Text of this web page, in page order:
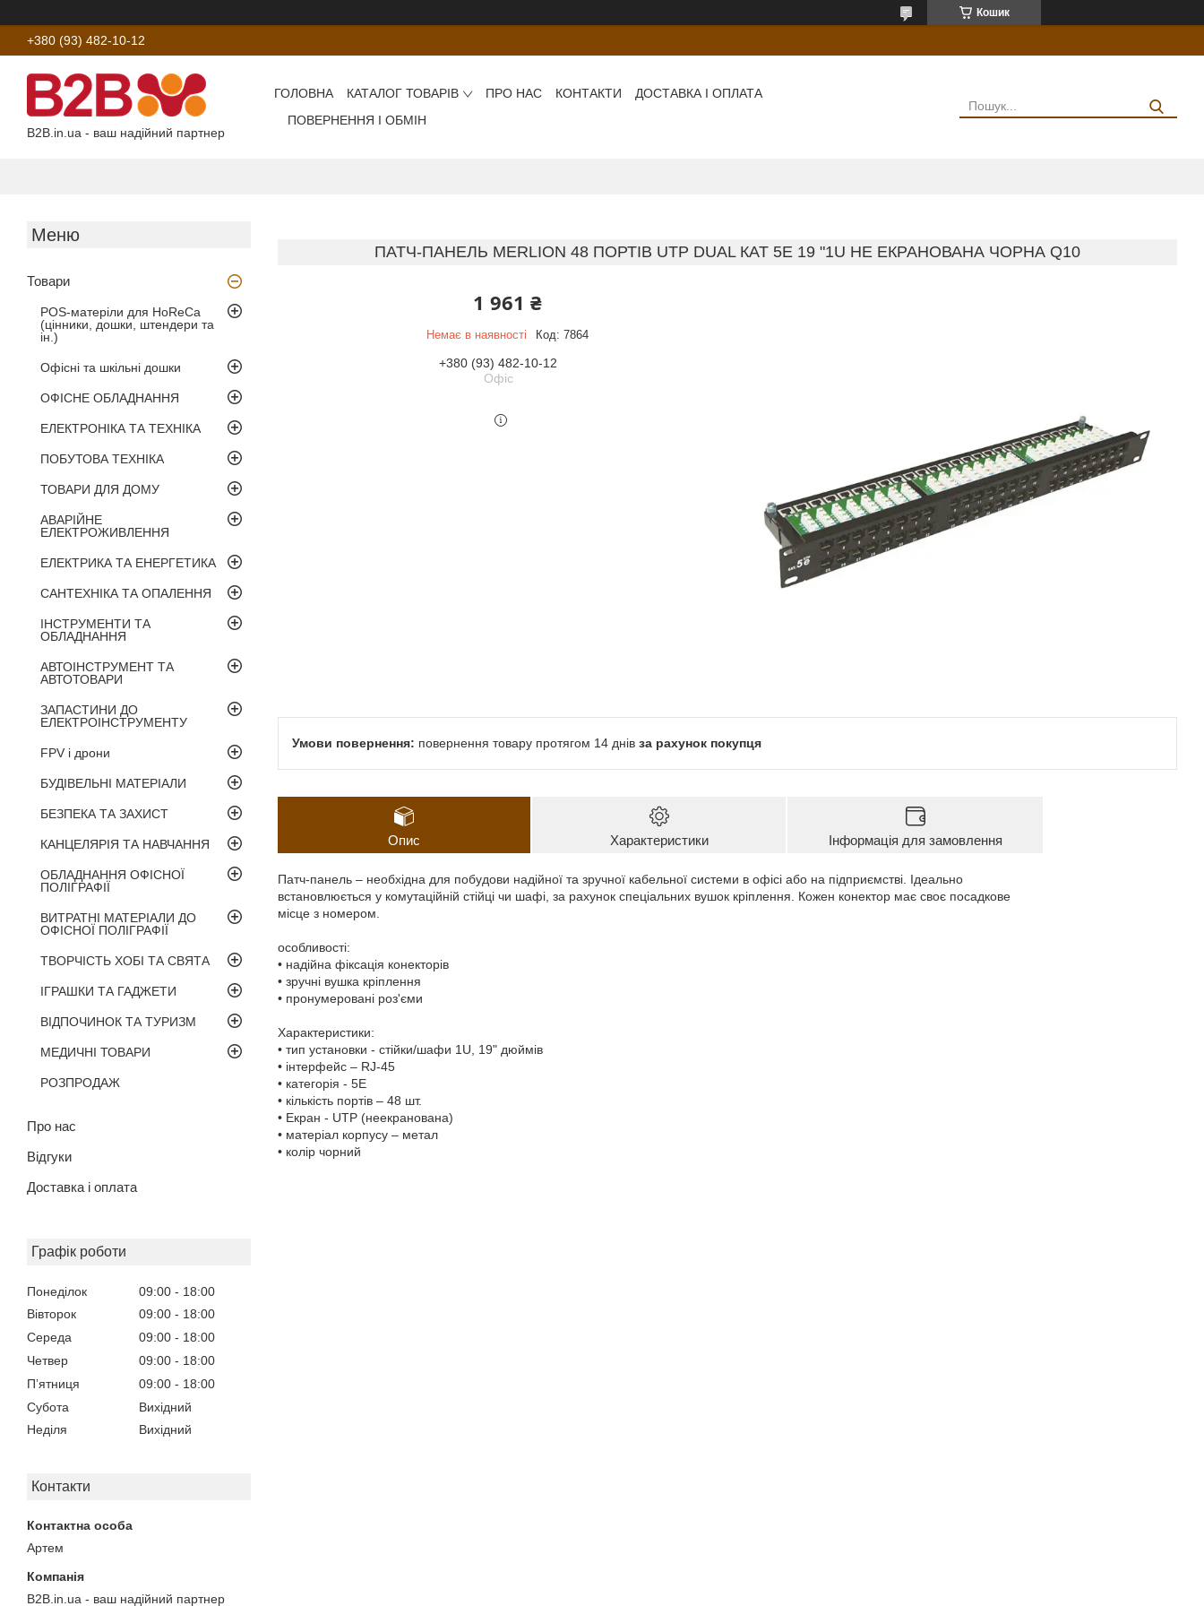
Кошик
+380 (93) 482-10-12
B2B.in.ua - ваш надійний партнер
ГОЛОВНА КАТАЛОГ ТОВАРІВ ПРО НАС КОНТАКТИ
ДОСТАВКА І ОПЛАТА
ПОВЕРНЕННЯ І ОБМІН
Товари
POS-матеріли для HoReCa
(цінники, дошки, штендери та
ін.)
Офісні та шкільні дошки
ОФІСНЕ ОБЛАДНАННЯ
ЕЛЕКТРОНІКА ТА ТЕХНІКА
ПОБУТОВА ТЕХНІКА
ТОВАРИ ДЛЯ ДОМУ
АВАРІЙНЕ
ЕЛЕКТРОЖИВЛЕННЯ
ЕЛЕКТРИКА ТА ЕНЕРГЕТИКА
САНТЕХНІКА ТА ОПАЛЕННЯ
ІНСТРУМЕНТИ ТА
ОБЛАДНАННЯ
АВТОІНСТРУМЕНТ ТА
АВТОТОВАРИ
ЗАПАСТИНИ ДО
ЕЛЕКТРОІНСТРУМЕНТУ
FPV і дрони
БУДІВЕЛЬНІ МАТЕРІАЛИ
БЕЗПЕКА ТА ЗАХИСТ
КАНЦЕЛЯРІЯ ТА НАВЧАННЯ
ОБЛАДНАННЯ ОФІСНОЇ
ПОЛІГРАФІЇ
ВИТРАТНІ МАТЕРІАЛИ ДО
ОФІСНОЇ ПОЛІГРАФІЇ
ТВОРЧІСТЬ ХОБІ ТА СВЯТА
ІГРАШКИ ТА ГАДЖЕТИ
ВІДПОЧИНОК ТА ТУРИЗМ
МЕДИЧНІ ТОВАРИ
РОЗПРОДАЖ
Про нас
Відгуки
Доставка і оплата
Графік роботи
Понеділок 09:00
18:00
Вівторок
09:00
18:00
Середа
09:00
18:00
Четвер
09:00
18:00
Пʼятниця
09:00
18:00
Субота
Вихідний
Неділя
Вихідний
Контакти
Артем
B2B.in.ua - ваш надійний партнер
ПАТЧ-ПАНЕЛЬ MERLION 48 ПОРТIВ UTP DUAL КАТ 5Е 19 "1U НЕ ЕКРАНОВАНА ЧОРНА Q10
1 961 ₴
Немає в наявності Код: 7864
+380 (93) 482-10-12
Офіс
повернення товару протягом 14 днів за рахунок покупця
Опис Характеристики Інформація для замовлення
Патч-панель – необхідна для побудови надійної та зручної кабельної системи в офісі або на підприємстві. Ідеально
встановлюється у комутаційній стійці чи шафі, за рахунок спеціальних вушок кріплення. Кожен конектор має своє посадкове
місце з номером.
особливості:
• надійна фіксація конекторів
• зручні вушка кріплення
• пронумеровані роз'єми
Характеристики:
• тип установки - стійки/шафи 1U, 19" дюймів
• інтерфейс – RJ-45
• категорія - 5Е
• кількість портів – 48 шт.
• Екран - UTP (неекранована)
• матеріал корпусу – метал
• колір чорний